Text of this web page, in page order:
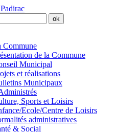
Commune
de la Commune
Municipal
et réalisations
Municipaux
Sports et Loisirs
Ecole/Centre de Loisirs
administratives
& Social